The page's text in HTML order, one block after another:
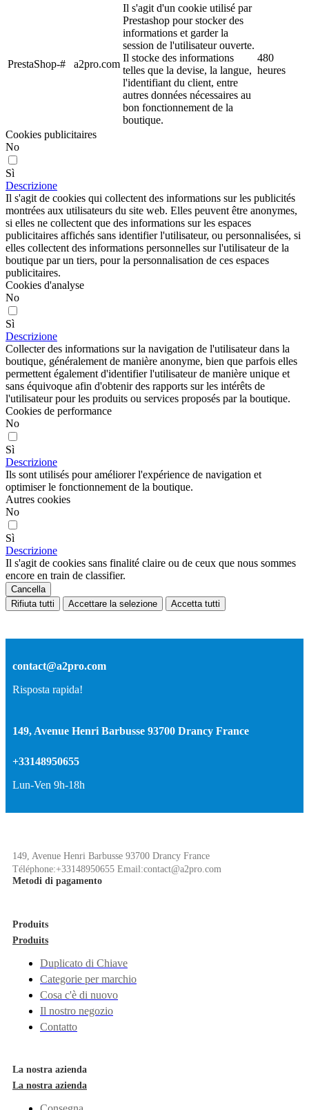
PrestaShop-# a2pro.com
Il s'agit d'un cookie utilisé par
Prestashop pour stocker des
informations et garder la
session de l'utilisateur ouverte.
Il stocke des informations
telles que la devise, la langue,
l'identifiant du client, entre
autres données nécessaires au
bon fonctionnement de la
boutique.
480
heures
Cookies publicitaires
No
Sì
Descrizione
Il s'agit de cookies qui collectent des informations sur les publicités
montrées aux utilisateurs du site web. Elles peuvent être anonymes,
si elles ne collectent que des informations sur les espaces
publicitaires affichés sans identifier l'utilisateur, ou personnalisées, si
elles collectent des informations personnelles sur l'utilisateur de la
boutique par un tiers, pour la personnalisation de ces espaces
publicitaires.
Cookies d'analyse
No
Sì
Descrizione
Collecter des informations sur la navigation de l'utilisateur dans la
boutique, généralement de manière anonyme, bien que parfois elles
permettent également d'identifier l'utilisateur de manière unique et
sans équivoque afin d'obtenir des rapports sur les intérêts de
l'utilisateur pour les produits ou services proposés par la boutique.
Cookies de performance
No
Sì
Descrizione
Ils sont utilisés pour améliorer l'expérience de navigation et
optimiser le fonctionnement de la boutique.
Autres cookies
No
Sì
Descrizione
Il s'agit de cookies sans finalité claire ou de ceux que nous sommes
encore en train de classifier.
Cancella
Rifiuta tutti
Accettare la selezione Accetta tutti
contact@a2pro.com
Risposta rapida!
149, Avenue Henri Barbusse 93700 Drancy France
+33148950655
Lun-Ven 9h-18h
149, Avenue Henri Barbusse 93700 Drancy France
Téléphone:+33148950655 Email:contact@a2pro.com
Metodi di pagamento
Produits
Produits
Duplicato di Chiave
Categorie per marchio
Cosa c'è di nuovo
Il nostro negozio
Contatto
La nostra azienda
La nostra azienda